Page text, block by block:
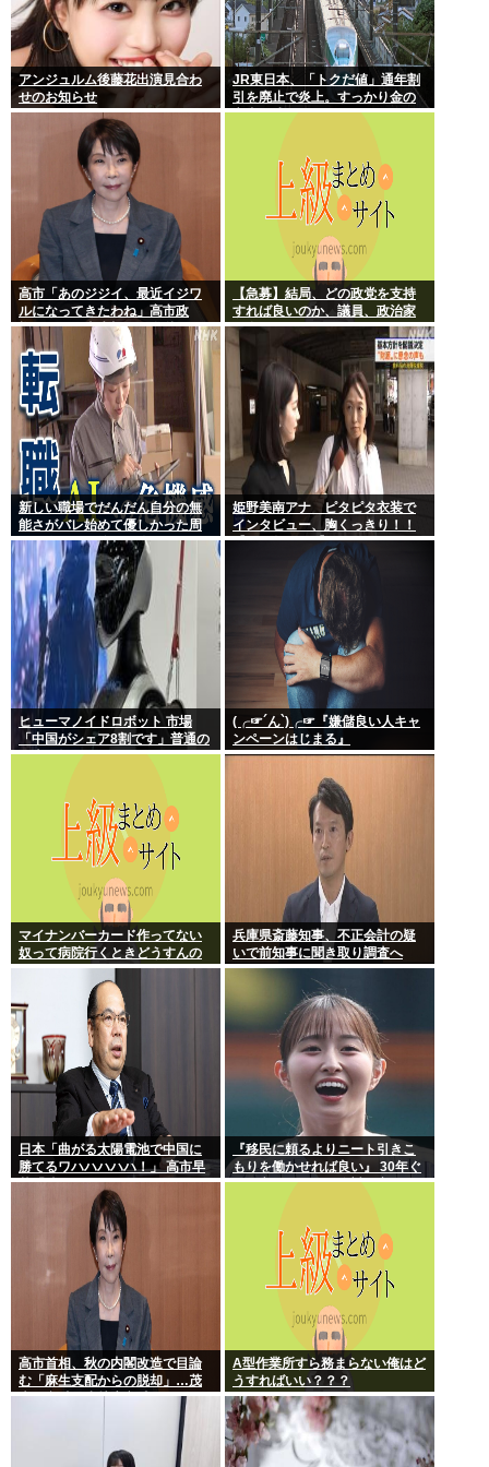
アンジュルム後藤花出演見合わ
せのお知らせ
JR東日本、「トクだ値」通年割
引を廃止で炎上。すっかり金の
亡者と成り下がったな
高市「あのジジイ、最近イジワ
ルになってきたわね」高市政
権、ついに麻生切り！嫌儲はど
っちにつくの
【急募】結局、どの政党を支持
すれば良いのか、議員、政治家
は全員悪か
新しい職場でだんだん自分の無
能さがバレ始めて優しかった周
りの人たちが徐々に冷たくなっ
ていく時ってゾクゾクするよな
姫野美南アナ ピタピタ衣装で
インタビュー、胸くっきり！！
【GIF動画あり】
ヒューマノイドロボット 市場
「中国がシェア8割です」普通の
日本人怒りのフェイクニュース
(╭☞´ん`)╭☞『嫌儲良い人キャ
ンペーンはじまる』
マイナンバーカード作ってない
奴って病院行くときどうすんの
兵庫県斎藤知事、不正会計の疑
いで前知事に聞き取り調査へ
日本「曲がる太陽電池で中国に
勝てるワハハハハハ！」 高市早
苗「勝てる！ ガハハハハハ
『移民に頼るよりニート引きこ
もりを働かせれば良い』 30年ぐ
らい言ってるけど絶対に実現し
高市首相、秋の内閣改造で目論
む「麻生支配からの脱却」…茂
木敏充氏も小林鷹之氏もクビ
A型作業所すら務まらない俺はど
うすればいい？？？